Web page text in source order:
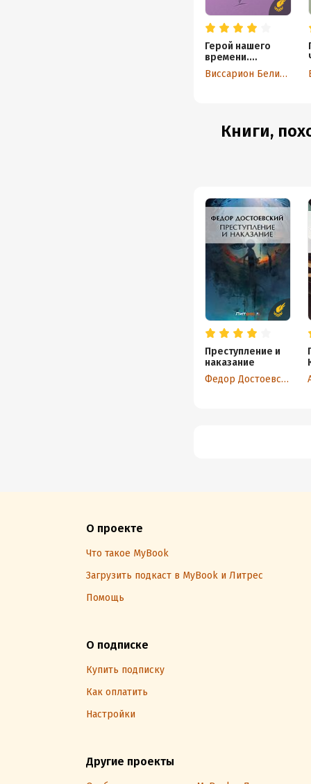
Герой нашего
времени.
Сочинение М.
Лермонтова
Виссарион Белинский
Книги,
Преступление и
наказание
Федор Достоевский
О проекте
Что такое MyBook
Загрузить подкаст в MyBook и Литрес
Помощь
О подписке
Купить подписку
Как оплатить
Настройки
Другие проекты